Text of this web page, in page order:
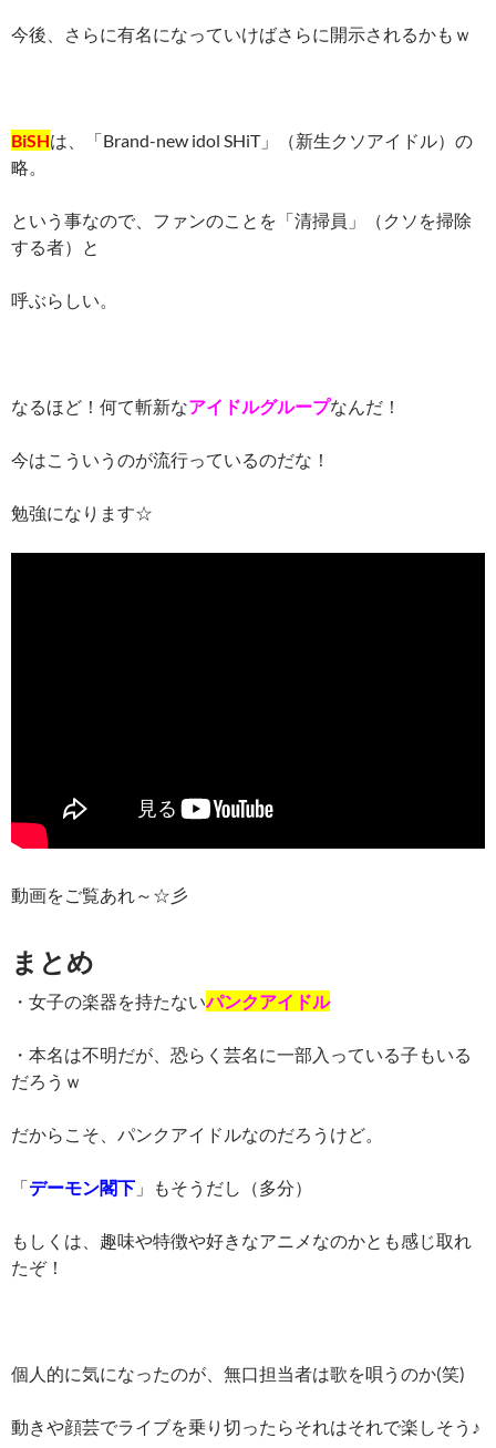
今後、さらに有名になっていけばさらに開示されるかもｗ
BiSHは、「Brand-new idol SHiT」（新生クソアイドル）の
略。
という事なので、ファンのことを「清掃員」（クソを掃除
する者）と
呼ぶらしい。
なるほど！何て斬新なアイドルグループなんだ！
今はこういうのが流行っているのだな！
勉強になります☆
動画をご覧あれ～☆彡
まとめ
・女子の楽器を持たないパンクアイドル
・本名は不明だが、恐らく芸名に一部入っている子もいる
だろうｗ
だからこそ、パンクアイドルなのだろうけど。
「デーモン閣下 」もそうだし（多分）
もしくは、趣味や特徴や好きなアニメなのかとも感じ取れ
たぞ！
個人的に気になったのが、無口担当者は歌を唄うのか(笑)
動きや顔芸でライブを乗り切ったらそれはそれで楽しそう♪